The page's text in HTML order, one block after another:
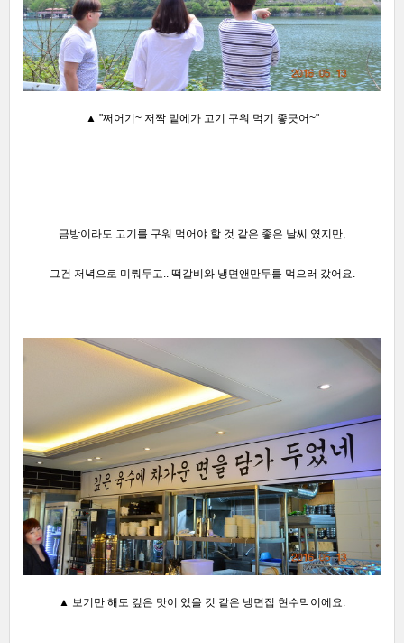
▲ "쩌어기~ 저짝 밑에가 고기 구워 먹기 좋긋어~"
금방이라도 고기를 구워 먹어야 할 것 같은 좋은 날씨 였지만,
그건 저녁으로 미뤄두고.. 떡갈비와 냉면앤만두를 먹으러 갔어요.
▲ 보기만 해도 깊은 맛이 있을 것 같은 냉면집 현수막이에요.